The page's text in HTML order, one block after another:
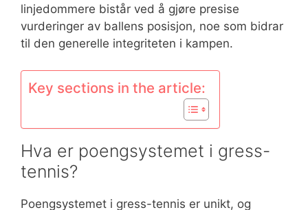
linjedommere bistår ved å gjøre presise
vurderinger av ballens posisjon, noe som bidrar
til den generelle integriteten i kampen.
Key sections in the article:
Hva er poengsystemet i gress-
tennis?
Poengsystemet i gress-tennis er unikt, og